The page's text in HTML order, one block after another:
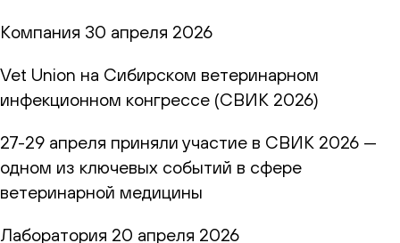
Компания 30 апреля 2026
Vet Union на Сибирском ветеринарном
инфекционном конгрессе (СВИК 2026)
27-29 апреля приняли участие в СВИК 2026 —
одном из ключевых событий в сфере
ветеринарной медицины
Лаборатория 20 апреля 2026